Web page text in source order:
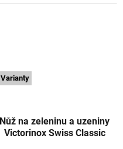
Varianty
Nůž na zeleninu a uzeniny
Victorinox Swiss Classic